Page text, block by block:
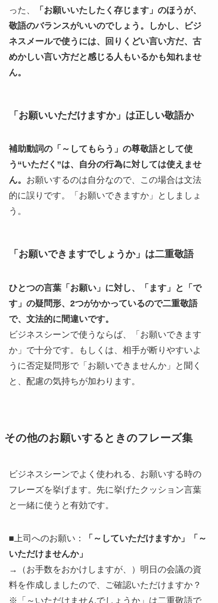
った、
「お願いいたしたく存じます」のほうが、
敬語のバランスがいいのでしょう。しかし、ビジ
ネスメールで使うには、回りくどい言い方だ、古
めかしい言い方だと感じる人もいるかも知れませ
ん。
「お願いいただけますか」は正しい敬語か
補助動詞の「～してもらう」の尊敬語として使
う“いただく”は、自分の行為に対しては使えませ
ん。 お願いするのは自分なので、この場合は文法
的に誤りです。「お願いできますか」としましょ
う。
「お願いできますでしょうか」は二重敬語
ひとつの言葉「お願い」に対し、「ます」と「で
す」の疑問形、2つがかかっているので二重敬語
で、文法的に間違いです。
ビジネスシーンで使うならば、「お願いできます
か」で十分です。もしくは、相手が断りやすいよ
うに否定疑問形で「お願いできませんか」と聞く
と、配慮の気持ちが加わります。
その他のお願いするときのフレーズ集
ビジネスシーンでよく使われる、お願いする時の
フレーズを挙げます。先に挙げたクッション言葉
と一緒に使うと有効です。
■上司へのお願い：
「～していただけますか」「～
いただけませんか」
→（お手数をおかけしますが、）明日の会議の資
料を作成しましたので、ご確認いただけますか？
※「～いただけませんでしょうか」は二重敬語で